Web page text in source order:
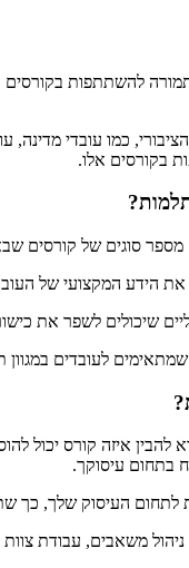
להשתתפות בקורסים
כמו עובדי
בקורסים אלו.
סוגים של קורסים
הידע המקצועי של
שיכולים לשפר את
איזה קורס יכול
בתחום עיסוקך.
לתחום העיסוק שלך, כך
משאבים, עבודת